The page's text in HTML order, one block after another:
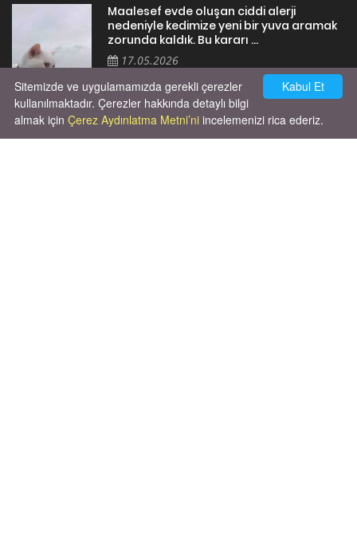
Maalesef evde oluşan ciddi alerji
nedeniyle kedimize yeni bir yuva aramak
zorunda kaldık. Bu kararı ...
17.05.2026
Kabul Et
Sitemizde ve uygulamamızda gerekli çerezler
kullanılmaktadır. Çerezler hakkında detaylı bilgi
almak için Çerez Aydınlatma Metni’ni incelemenizi rica ederiz.